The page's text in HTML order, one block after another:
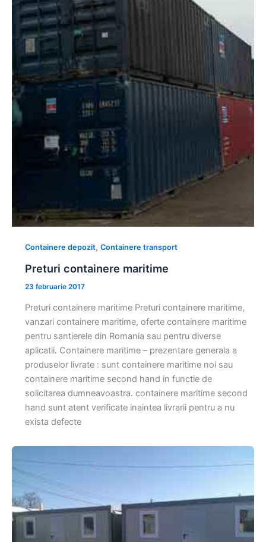
Containere depozit, Containere transport
Preturi containere maritime
23 februarie 2017
Preturi containere maritime Preturi containere maritime,
vanzari containere maritime, oferte containere maritime
pentru santierele din Romania sau pentru diverse
aplicatii. Containere maritime – prezentare generala a
produselor livrate : sunt containere maritime noi sau
containere maritime second hand in functie de
solicitarea dumneavoastra. containere maritime second
hand sunt atent verificate inaintea livrarii pentru a nu
exista defecte